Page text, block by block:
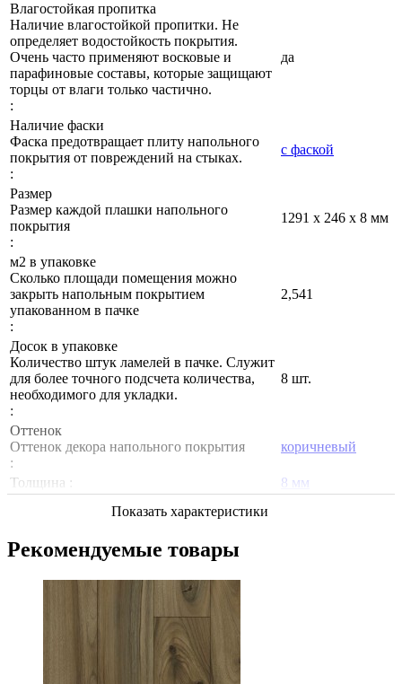
Влагостойкая пропитка
Наличие влагостойкой пропитки. Не
определяет водостойкость покрытия.
Очень часто применяют восковые и
парафиновые составы, которые защищают
торцы от влаги только частично.
:
да
Наличие фаски
Фаска предотвращает плиту напольного
покрытия от повреждений на стыках.
:
с фаской
Размер
Размер каждой плашки напольного
покрытия
:
1291 x 246 x 8 мм
м2 в упаковке
Сколько площади помещения можно
закрыть напольным покрытием
упакованном в пачке
:
2,541
Досок в упаковке
Количество штук ламелей в пачке. Служит
для более точного подсчета количества,
необходимого для укладки.
:
8 шт.
Оттенок
Оттенок декора напольного покрытия
:
коричневый
Толщина :
8 мм
Показать характеристики
Рекомендуемые товары